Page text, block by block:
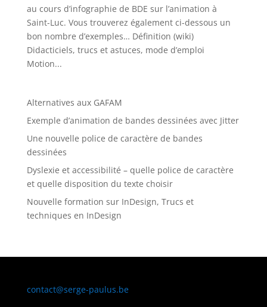
au cours d’infographie de BDE sur l’animation à
Saint-Luc. Vous trouverez également ci-dessous un
bon nombre d’exemples… Définition (wiki)
Didacticiels, trucs et astuces, mode d’emploi
Motion...
Alternatives aux GAFAM
Exemple d’animation de bandes dessinées avec Jitter
Une nouvelle police de caractère de bandes
dessinées
Dyslexie et accessibilité – quelle police de caractère
et quelle disposition du texte choisir
Nouvelle formation sur InDesign, Trucs et
techniques en InDesign
contact@serge-paulus.be